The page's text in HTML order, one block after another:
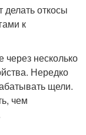
откосы
к
несколько
Нередко
щели.
чем